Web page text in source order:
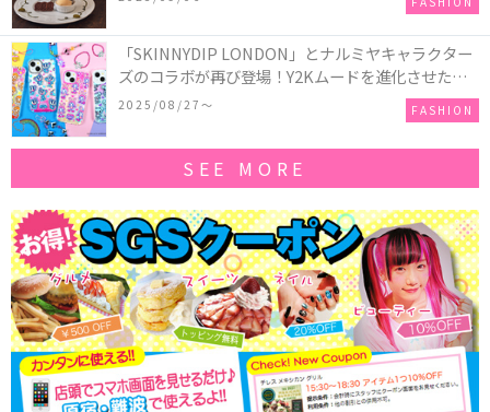
「かぼちゃのオバケーキプレート」も登場
「SKINNYDIP LONDON」とナルミヤキャラクター
ズのコラボが再び登場！Y2Kムードを進化させた新
作コレクションを発売♪
2025/08/27〜 FASHION
SEE MORE